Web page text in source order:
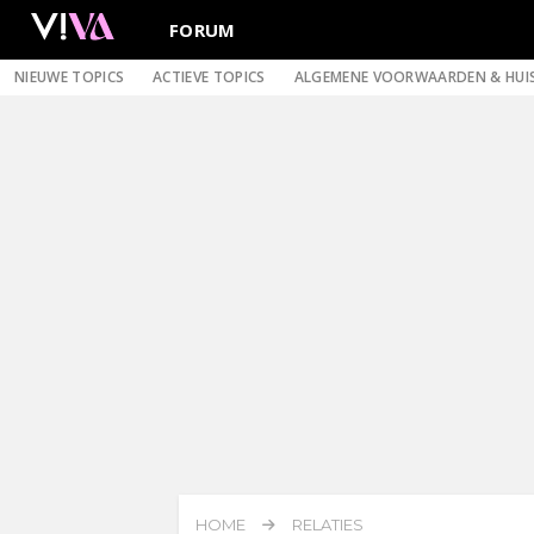
FORUM
NIEUWE TOPICS ACTIEVE TOPICS ALGEMENE VOORWAARDEN &
HOME RELATIES